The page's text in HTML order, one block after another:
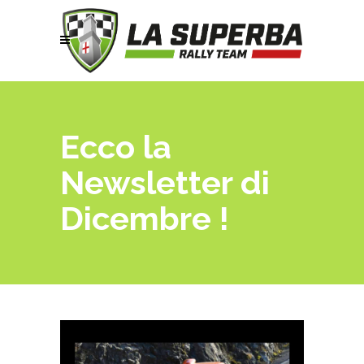
Ecco la
Newsletter di
Dicembre !